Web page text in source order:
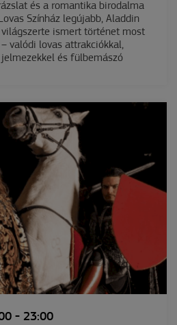
és a romantika birodalma
Színház legújabb, Aladdin
világszerte ismert történet most
valódi lovas attrakciókkal,
és fülbemászó
- 23:00